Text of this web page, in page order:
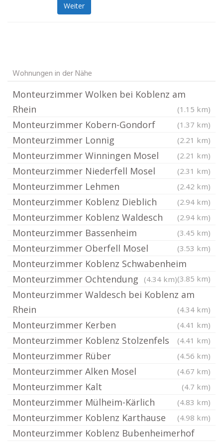
Weiter
Wohnungen in der Nähe
Monteurzimmer Wolken bei Koblenz am
Rhein
(1.15 km)
Monteurzimmer Kobern-Gondorf (1.37 km)
Monteurzimmer Lonnig (2.21 km)
Monteurzimmer Winningen Mosel (2.21 km)
Monteurzimmer Niederfell Mosel (2.31 km)
Monteurzimmer Lehmen (2.42 km)
Monteurzimmer Koblenz Dieblich (2.94 km)
Monteurzimmer Koblenz Waldesch (2.94 km)
Monteurzimmer Bassenheim (3.45 km)
Monteurzimmer Oberfell Mosel (3.53 km)
Monteurzimmer Koblenz Schwabenheim
(3.85 km)
Monteurzimmer Ochtendung (4.34 km)
Monteurzimmer Waldesch bei Koblenz am
Rhein
(4.34 km)
Monteurzimmer Kerben (4.41 km)
Monteurzimmer Koblenz Stolzenfels (4.41 km)
Monteurzimmer Rüber (4.56 km)
Monteurzimmer Alken Mosel (4.67 km)
Monteurzimmer Kalt (4.7 km)
Monteurzimmer Mülheim-Kärlich (4.83 km)
Monteurzimmer Koblenz Karthause (4.98 km)
Monteurzimmer Koblenz Bubenheimerhof